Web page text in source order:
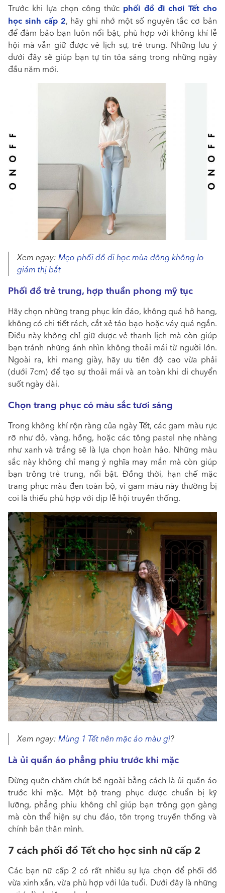
Trước khi lựa chọn công thức phối đồ đi chơi Tết cho
học sinh cấp 2, hãy ghi nhớ một số nguyên tắc cơ bản
để đảm bảo bạn luôn nổi bật, phù hợp với không khí lễ
hội mà vẫn giữ được vẻ lịch sự, trẻ trung. Những lưu ý
dưới đây sẽ giúp bạn tự tin tỏa sáng trong những ngày
đầu năm mới.
Xem ngay: Mẹo phối đồ đi học mùa đông không lo
giám thị bắt
Phối đồ trẻ trung, hợp thuần phong mỹ tục
Hãy chọn những trang phục kín đáo, không quá hở hang,
không có chi tiết rách, cắt xẻ táo bạo hoặc váy quá ngắn.
Điều này không chỉ giữ được vẻ thanh lịch mà còn giúp
bạn tránh những ánh nhìn không thoải mái từ người lớn.
Ngoài ra, khi mang giày, hãy ưu tiên độ cao vừa phải
(dưới 7cm) để tạo sự thoải mái và an toàn khi di chuyển
suốt ngày dài.
Chọn trang phục có màu sắc tươi sáng
Trong không khí rộn ràng của ngày Tết, các gam màu rực
rỡ như đỏ, vàng, hồng, hoặc các tông pastel nhẹ nhàng
như xanh và trắng sẽ là lựa chọn hoàn hảo. Những màu
sắc này không chỉ mang ý nghĩa may mắn mà còn giúp
bạn trông trẻ trung, nổi bật. Đồng thời, hạn chế mặc
trang phục màu đen toàn bộ, vì gam màu này thường bị
coi là thiếu phù hợp với dịp lễ hội truyền thống.
Xem ngay: Mùng 1 Tết nên mặc áo màu gì?
Là ủi quần áo phẳng phiu trước khi mặc
Đừng quên chăm chút bề ngoài bằng cách là ủi quần áo
trước khi mặc. Một bộ trang phục được chuẩn bị kỹ
lưỡng, phẳng phiu không chỉ giúp bạn trông gọn gàng
mà còn thể hiện sự chu đáo, tôn trọng truyền thống và
chính bản thân mình.
7 cách phối đồ Tết cho học sinh nữ cấp 2
Các bạn nữ cấp 2 có rất nhiều sự lựa chọn để phối đồ
vừa xinh xắn, vừa phù hợp với lứa tuổi. Dưới đây là những